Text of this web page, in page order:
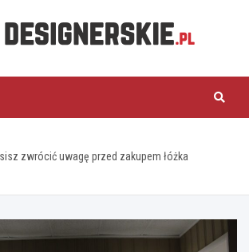
zwrócić uwagę przed zakupem łóżka